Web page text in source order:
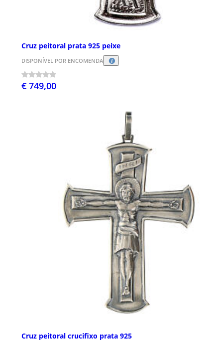
Cruz peitoral prata 925 peixe
DISPONÍVEL POR ENCOMENDA
€ 749,00
Cruz peitoral crucifixo prata 925